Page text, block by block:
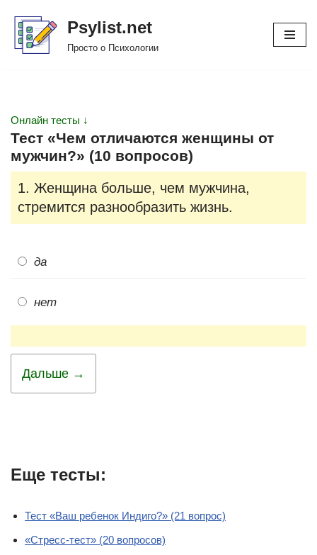
Перейти
Psylist.net
Просто о Психологии
Онлайн тесты ↓
Тест «Чем отличаются женщины от
мужчин?» (10 вопросов)
1. Женщина больше, чем мужчина,
стремится разнообразить жизнь.
да
нет
Дальше →
Еще тесты:
Тест «Ваш ребенок Индиго?» (21 вопрос)
«Стресс-тест» (20 вопросов)